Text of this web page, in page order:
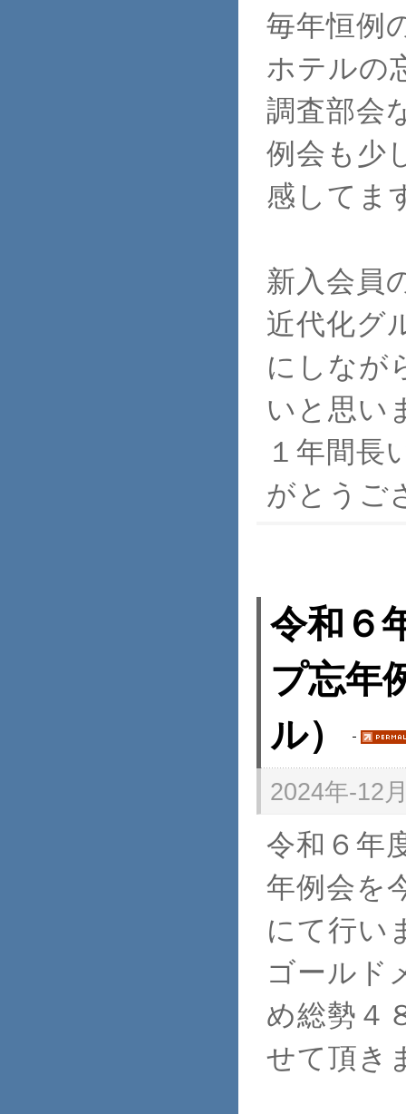
毎年恒例
ホテルの
調査部会
例会も少
感してま
新入会員
近代化グ
にしなが
いと思い
１年間長
がとうご
令和６
プ忘年
ル）
2024年-12
令和６年
年例会を
にて行い
ゴールド
め総勢４
せて頂き